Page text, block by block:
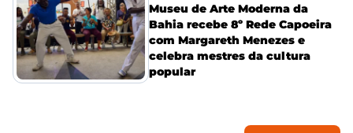
Museu de Arte Moderna da
Bahia recebe 8º Rede Capoeira
com Margareth Menezes e
celebra mestres da cultura
popular